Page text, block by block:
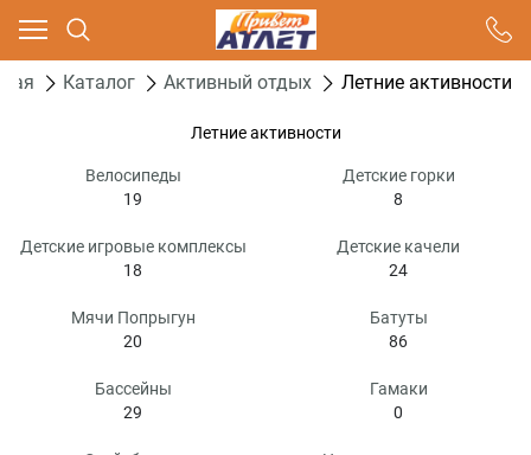
Каталог Активный отдых Летние активности
Летние активности
Велосипеды
19
Детские горки
8
Детские игровые комплексы
18
Детские качели
24
Мячи Попрыгун
20
Батуты
86
Бассейны
29
Гамаки
0
Ваш город - Москва,
угадали?
ДА НЕТ